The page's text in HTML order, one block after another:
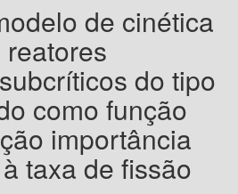
de cinética
do tipo
como função
importância
taxa de fissão